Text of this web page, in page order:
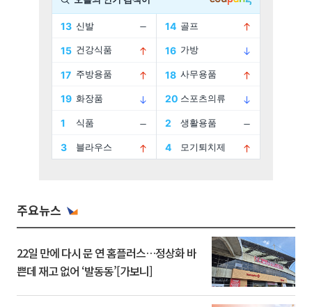
주요뉴스
22일 만에 다시 문 연 홈플러스…정상화 바
쁜데 재고 없어 ‘발동동’[가보니]